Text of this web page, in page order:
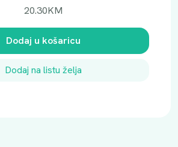
20.30KM
Dodaj u košaricu
Dodaj na listu želja